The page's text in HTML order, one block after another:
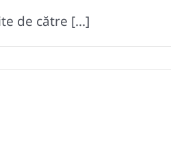
de către [...]